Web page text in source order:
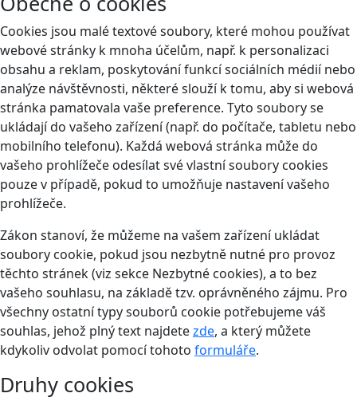
Cookies jsou malé textové soubory, které mohou používat
webové stránky k mnoha účelům, např. k personalizaci
obsahu a reklam, poskytování funkcí sociálních médií nebo
analýze návštěvnosti, některé slouží k tomu, aby si webová
stránka pamatovala vaše preference. Tyto soubory se
ukládají do vašeho zařízení (např. do počítače, tabletu nebo
mobilního telefonu). Každá webová stránka může do
vašeho prohlížeče odesílat své vlastní soubory cookies
pouze v případě, pokud to umožňuje nastavení vašeho
prohlížeče.
Zákon stanoví, že můžeme na vašem zařízení ukládat
soubory cookie, pokud jsou nezbytně nutné pro provoz
těchto stránek (viz sekce Nezbytné cookies), a to bez
vašeho souhlasu, na základě tzv. oprávněného zájmu. Pro
všechny ostatní typy souborů cookie potřebujeme váš
souhlas, jehož plný text najdetezde, a který můžete
kdykoliv odvolat pomocí tohoto formuláře.
Druhy cookies